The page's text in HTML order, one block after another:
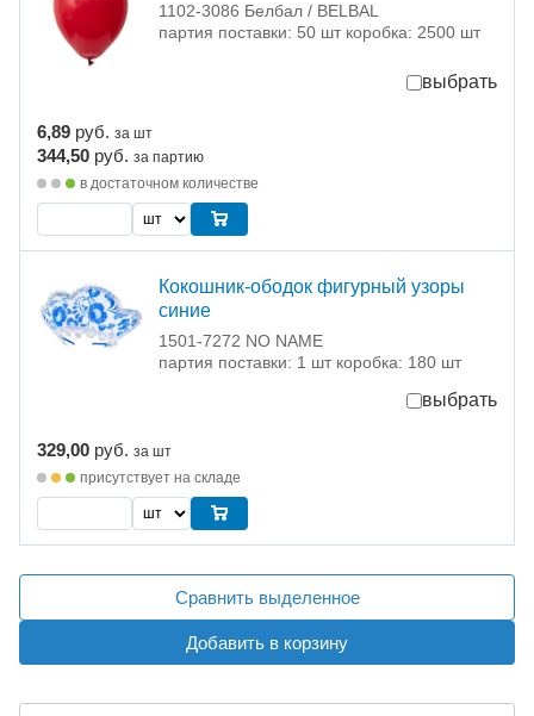
1102-3086 Белбал / BELBAL
партия поставки: 50 шт коробка: 2500 шт
выбрать
6,89 руб. за шт
344,50 руб. за партию
в достаточном количестве
Кокошник-ободок фигурный узоры
синие
1501-7272 NO NAME
партия поставки: 1 шт коробка: 180 шт
выбрать
329,00 руб. за шт
присутствует на складе
Сравнить выделенное
Добавить в корзину